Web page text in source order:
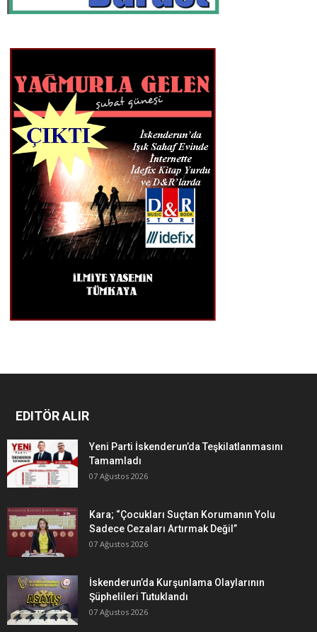
EDITÖR ALIR
Yeni Parti İskenderun’da Teşkilatlanmasını
Tamamladı
07 Ağustos 2026
Kara; “Çocukları Suçtan Korumanın Yolu
Sadece Cezaları Artırmak Değil”
07 Ağustos 2026
İskenderun’da Kurşunlama Olaylarının
Şüphelileri Tutuklandı
07 Ağustos 2026